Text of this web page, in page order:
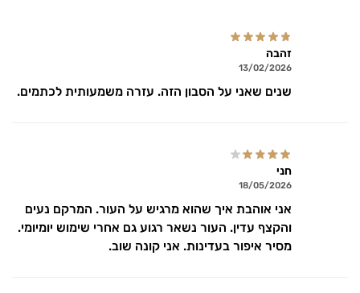
זהבה
13/02/2026
שנים שאני על הסבון הזה. עזרה משמעותית לכתמים.
חני
18/05/2026
אני אוהבת איך שהוא מרגיש על העור. המרקם נעים
והקצף עדין. העור נשאר רגוע גם אחרי שימוש יומיומי.
מסיר איפור בעדינות. אני קונה שוב.